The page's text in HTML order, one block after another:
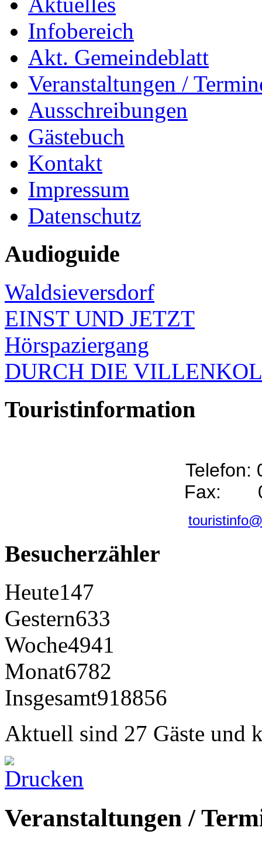
Infobereich
Akt. Gemeindeblatt
Veranstaltungen /
Ausschreibungen
Gästebuch
Kontakt
Impressum
Datenschutz
Audioguide
Waldsieversdorf
EINST UND JETZT
Hörspaziergang
DURCH DIE
Touristinformation
Telefon:
Fax:
Besucherzähler
Heute147
Gestern633
Woche4941
Monat6782
Insgesamt918856
Aktuell sind 27 Gäste und
Veranstaltungen /